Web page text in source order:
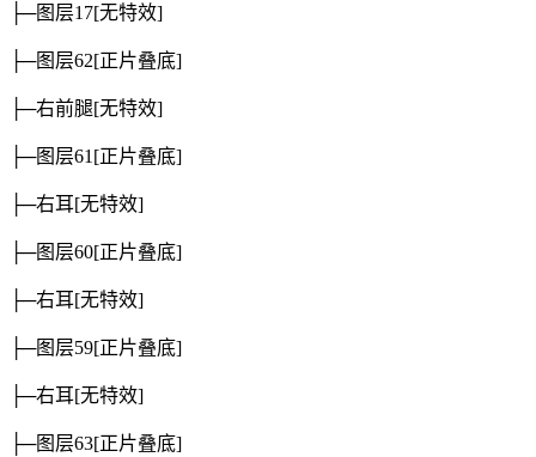
├─图层17[无特效]
├─图层62[正片叠底]
├─右前腿[无特效]
├─图层61 [正片叠底]
├─右耳[无特效]
├─图层60[正片叠底]
├─右耳[无特效]
├─图层59[正片叠底]
├─右耳[无特效]
├─图层63[正片叠底]